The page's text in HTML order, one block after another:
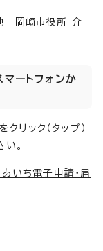
岡崎市役所 介
マートフォンか
リック（タップ）
。
いち電子申請・届